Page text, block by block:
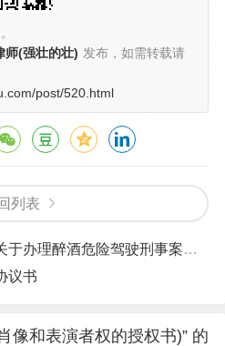
师(强壮的壮) 发布，如需转载请
post/520.html
列表
理醉酒危险驾驶刑事案件的意见》
议书
像和表演者权的授权书)” 的